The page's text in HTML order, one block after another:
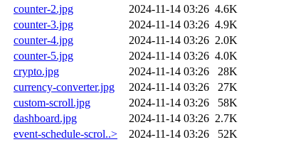
counter-2.jpg
2024-11-14 03:26 4.6K
counter-3.jpg
2024-11-14 03:26 4.9K
counter-4.jpg
2024-11-14 03:26 2.0K
counter-5.jpg
2024-11-14 03:26 4.0K
crypto.jpg
2024-11-14 03:26
28K
currency-converter.jpg
2024-11-14 03:26
27K
custom-scroll.jpg
2024-11-14 03:26
58K
dashboard.jpg
2024-11-14 03:26 2.7K
event-schedule-scrol..>
2024-11-14 03:26
52K